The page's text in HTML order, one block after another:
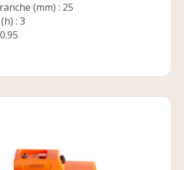
(mm) : 25
: 3